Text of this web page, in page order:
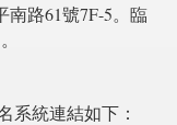
南路61號7F-5。臨
系統連結如下：